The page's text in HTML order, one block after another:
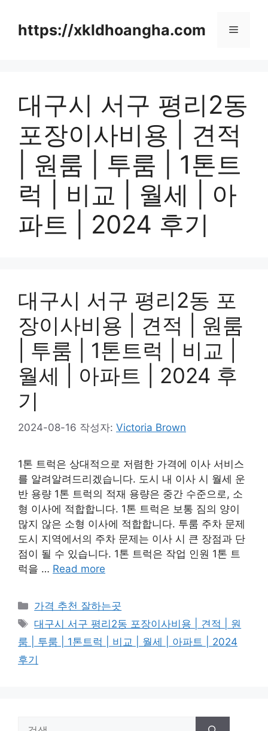
https://xkldhoangha.com 메
대구시 서구 평리2동
포장이사비용 | 견적
| 원룸 | 투룸 | 1톤트
럭 | 비교 | 월세 | 아
파트 | 2024 후기
대구시 서구 평리2동 포
장이사비용 | 견적 | 원룸
| 투룸 | 1톤트럭 | 비교 |
월세 | 아파트 | 2024 후
기
2024-08-16 작성자: Victoria Brown
1톤 트럭은 상대적으로 저렴한 가격에 이사 서비스
를 알려알려드리겠습니다. 도시 내 이사 시 월세 운
반 용량 1톤 트럭의 적재 용량은 중간 수준으로, 소
형 이사에 적합합니다. 1톤 트럭은 보통 짐의 양이
많지 않은 소형 이사에 적합합니다. 투룸 주차 문제
도시 지역에서의 주차 문제는 이사 시 큰 장점과 단
점이 될 수 있습니다. 1톤 트럭은 작업 인원 1톤 트
럭을 … Read more
카
테
고
리
가격 추천 잘하는곳
태
그
대구시 서구 평리2동 포장이사비용 | 견적 | 원
룸 | 투룸 | 1톤트럭 | 비교 | 월세 | 아파트 | 2024
후기